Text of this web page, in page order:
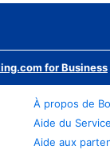
for Business
À propos de
Aide du
Aide aux